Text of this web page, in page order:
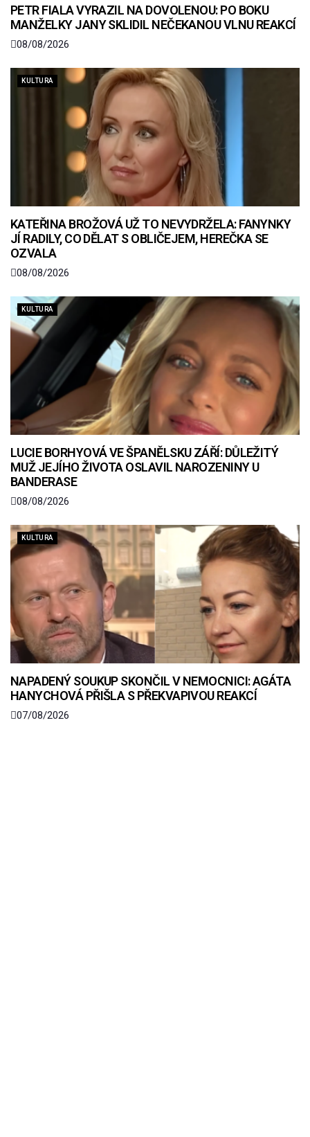
PETR FIALA VYRAZIL NA DOVOLENOU: PO BOKU
MANŽELKY JANY SKLIDIL NEČEKANOU VLNU REAKCÍ
08/08/2026
KULTURA
KATEŘINA BROŽOVÁ UŽ TO NEVYDRŽELA: FANYNKY
JÍ RADILY, CO DĚLAT S OBLIČEJEM, HEREČKA SE
OZVALA
08/08/2026
KULTURA
LUCIE BORHYOVÁ VE ŠPANĚLSKU ZÁŘÍ: DŮLEŽITÝ
MUŽ JEJÍHO ŽIVOTA OSLAVIL NAROZENINY U
BANDERASE
08/08/2026
KULTURA
NAPADENÝ SOUKUP SKONČIL V NEMOCNICI: AGÁTA
HANYCHOVÁ PŘIŠLA S PŘEKVAPIVOU REAKCÍ
07/08/2026